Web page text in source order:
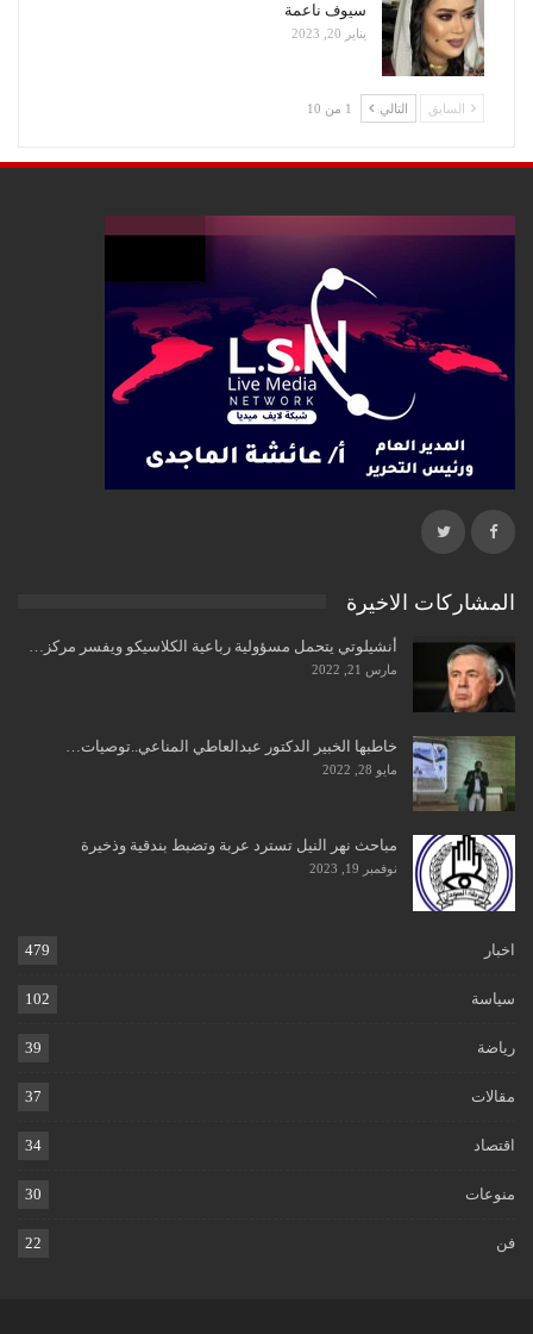
سيوف ناعمة
يناير 20, 2023
السابق التالي 1 من 10
المشاركات الاخيرة
أنشيلوتي يتحمل مسؤولية رباعية الكلاسيكو ويفسر مركز…
مارس 21, 2022
خاطبها الخبير الدكتور عبدالعاطي المناعي..توصيات…
مايو 28, 2022
مباحث نهر النيل تسترد عربة وتضبط بندقية وذخيرة
نوفمبر 19, 2023
اخبار 479
سياسة 102
رياضة 39
مقالات 37
اقتصاد 34
منوعات 30
فن 22